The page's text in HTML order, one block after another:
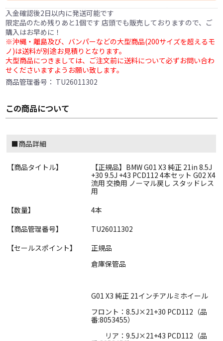
入金確認後2日以内に発送可能です
限定品のため残りあと1個です 店頭でも販売しておりますので、ご
購入はお早めに！
※沖縄・離島及び、バンパーなどの大型商品(200サイズを超えるモ
ノ)は送料が別途お見積りとなります。
大型商品につきましては、ご注文前に送料について必ずお問い合わ
せくださいますようお願い致します。
商品管理番号： TU26011302
この商品について
■商品詳細
【商品タイトル】
【正規品】BMW G01 X3 純正 21in 8.5J
+30 9.5J +43 PCD112 4本セット G02 X4
流用 交換用 ノーマル戻し スタッドレス
用
【数量】
4本
【商品管理番号】
TU26011302
【セールスポイント】
正規品
倉庫保管品
G01 X3 純正 21インチアルミホイール
フロント：8.5J×21+30 PCD112（品
番:8053455）
リア：9.5J×21+43 PCD112（品